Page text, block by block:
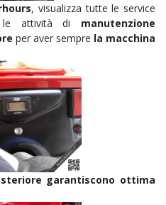
, visualizza tutte le service
le attività di manutenzione
per aver sempre la macchina
garantiscono ottima